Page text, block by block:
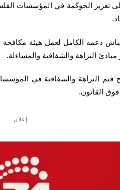
إلى تعزيز الحوكمة في المؤسسات
دعمه الكامل لعمل هيئة مكافحة
مبادئ النزاهة والشفافية والمساءلة.
النزاهة والشفافية في
فوق القانون.
إعلان